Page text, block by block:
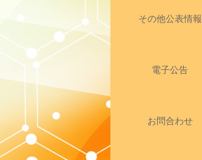
その他公表情報
電子公告
お問合わせ